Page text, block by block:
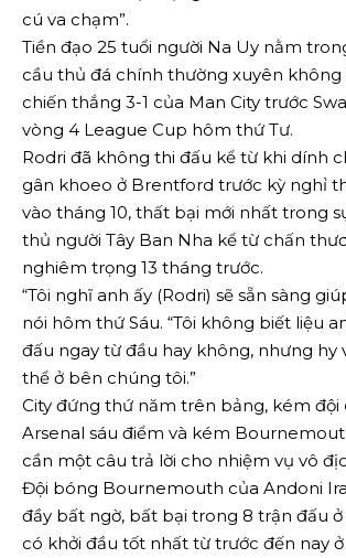
cú va chạm”.
Tiền đạo 25 tuổi người Na Uy nằm
cầu thủ đá chính thường xuyên
chiến thắng 3-1 của Man City trước
vòng 4 League Cup hôm thứ Tư.
Rodri đã không thi đấu kể từ khi dính
gân khoeo ở Brentford trước kỳ nghỉ
vào tháng 10, thất bại mới nhất trong
thủ người Tây Ban Nha kể từ chấn
nghiêm trọng 13 tháng trước.
“Tôi nghĩ anh ấy (Rodri) sẽ sẵn sàng
nói hôm thứ Sáu. “Tôi không biết liệu
đấu ngay từ đầu hay không, nhưng hy
thể ở bên chúng tôi.”
City đứng thứ năm trên bảng, kém đội
Arsenal sáu điểm và kém
cần một câu trả lời cho nhiệm vụ vô
Đội bóng Bournemouth của Andoni
đầy bất ngờ, bất bại trong 8 trận đấu ở
có khởi đầu tốt nhất từ ​​trước đến nay